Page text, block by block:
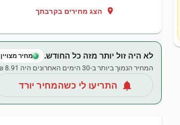
location_on הצג מחירים בקרבתך
לא היה זול יותר מזה כל החודש. מחיר מצויין
המחיר הנמוך ביותר ב-30 הימים האחרונים היה ‏8.91 ‏₪.
notifications התריעו לי כשהמחיר יורד